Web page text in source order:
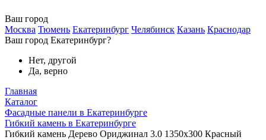
Ваш город
Москва Тюмень Екатеринбург Челябинск Казань Краснодар
Ваш город Екатеринбург?
Нет, другой
Да, верно
Главная
Каталог
Фасадные панели в Екатеринбурге
Гибкий камень в Екатеринбурге
Гибкий камень Дерево Ориджинал 3.0 1350x300 Красный